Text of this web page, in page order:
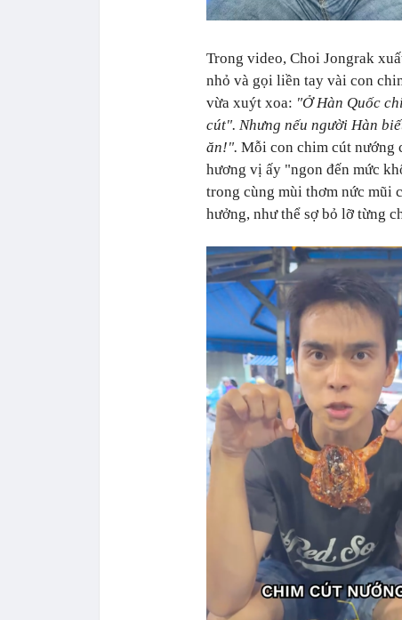
Trong video, Choi Jongrak
nhỏ và gọi liền tay vài con
vừa xuýt xoa: "Ở Hàn Quốc
cút". Nhưng nếu người Hàn
ăn!". Mỗi con chim cút nướng
hương vị ấy "ngon đến mức
trong cùng mùi thơm nức mũi
hưởng, như thể sợ bỏ lỡ từng